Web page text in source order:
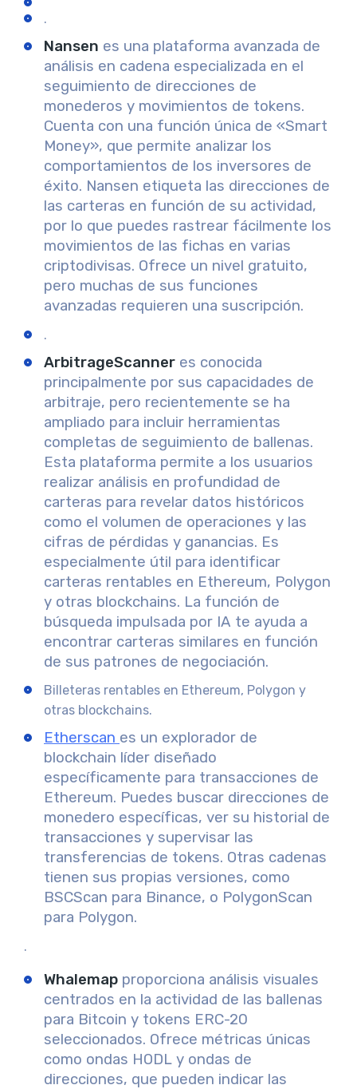
.
Nansen es una plataforma avanzada de
análisis en cadena especializada en el
seguimiento de direcciones de
monederos y movimientos de tokens.
Cuenta con una función única de «Smart
Money», que permite analizar los
comportamientos de los inversores de
éxito. Nansen etiqueta las direcciones de
las carteras en función de su actividad,
por lo que puedes rastrear fácilmente los
movimientos de las fichas en varias
criptodivisas. Ofrece un nivel gratuito,
pero muchas de sus funciones
avanzadas requieren una suscripción.
.
ArbitrageScanner es conocida
principalmente por sus capacidades de
arbitraje, pero recientemente se ha
ampliado para incluir herramientas
completas de seguimiento de ballenas.
Esta plataforma permite a los usuarios
realizar análisis en profundidad de
carteras para revelar datos históricos
como el volumen de operaciones y las
cifras de pérdidas y ganancias. Es
especialmente útil para identificar
carteras rentables en Ethereum, Polygon
y otras blockchains. La función de
búsqueda impulsada por IA te ayuda a
encontrar carteras similares en función
de sus patrones de negociación.
Billeteras rentables en Ethereum, Polygon y
otras blockchains.
Etherscan es un explorador de
blockchain líder diseñado
específicamente para transacciones de
Ethereum. Puedes buscar direcciones de
monedero específicas, ver su historial de
transacciones y supervisar las
transferencias de tokens. Otras cadenas
tienen sus propias versiones, como
BSCScan para Binance, o PolygonScan
para Polygon.
.
Whalemap proporciona análisis visuales
centrados en la actividad de las ballenas
para Bitcoin y tokens ERC-20
seleccionados. Ofrece métricas únicas
como ondas HODL y ondas de
direcciones, que pueden indicar las